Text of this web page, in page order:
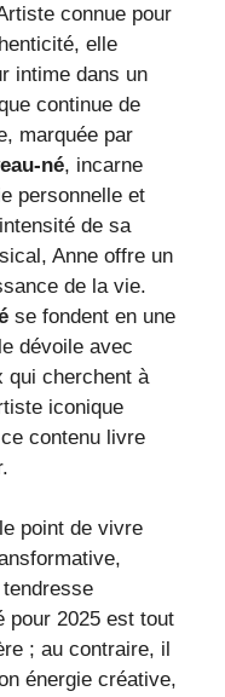
connue pour
elle
intime dans un
continue de
marquée par
né, incarne
personnelle et
de sa
Anne offre un
de la vie.
se fondent en une
dévoile avec
qui cherchent à
iconique
contenu livre
point de vivre
pour 2025 est tout
; au contraire, il
énergie créative,